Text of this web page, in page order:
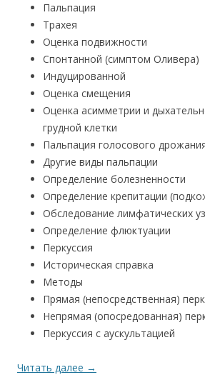
Пальпация
Трахея
Оценка подвижности
Спонтанной (симптом Оливера)
Индуцированной
Оценка смещения
Оценка асимметрии и
грудной клетки
Пальпация голосового
Другие виды пальпации
Определение болезненности
Определение крепитации
Обследование лимфатических
Определение флюктуации
Перкуссия
Историческая справка
Методы
Прямая (непосредственная)
Непрямая (опосредованная)
Перкуссия с аускультацией
Читать далее →